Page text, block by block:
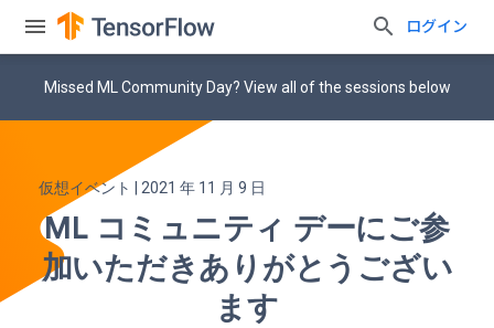
ログイン
Missed ML Community Day? View all of the sessions below
仮想イベント | 2021 年 11 月 9 日
ML コミュニティ デーにご参
加いただきありがとうござい
ます